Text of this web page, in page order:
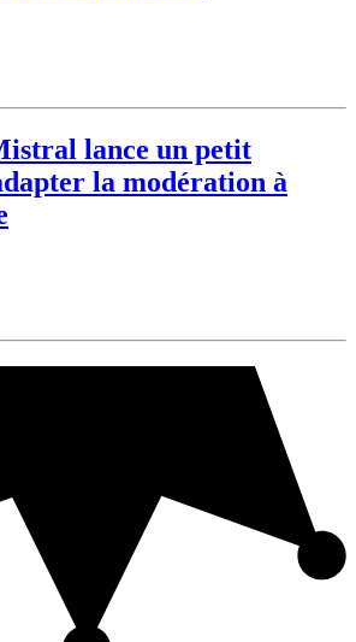
lance un petit
la modération à